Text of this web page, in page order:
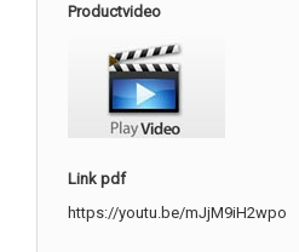
Productvideo
Link pdf
https://youtu.be/mJjM9iH2wpo